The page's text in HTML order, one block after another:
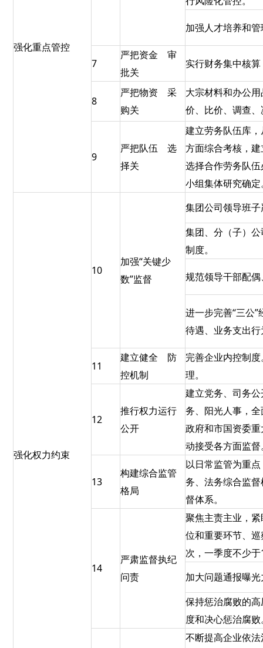
强化重点管控
加强人才培养和
7
严把资金 审
批关
实行财务集中核
8
严把物资 采
购关
大宗材料和办公
价、比价、调查
9
严把队伍 选
择关
建立劳务队伍库
方面综合考核，
选择合作劳务队
小组集体研究确
强化权力约束
10
加强“关键少
数”监督
集团公司领导班
集团、分（子）
制度。
规范领导干部配
进一步完善“三公
待遇、业务支出
11
建立健全 防
控机制
完善企业内控制
理。
12
推行权力运行
公开
建立党务、司务
务、阳光人事，
政府和市国资委
动接受各方面监
13
构建综合监管
格局
以日常监管为重
务、法务综合监
督体系。
14
严肃监督执纪
问责
聚焦主责主业，
位和重要环节、
次，一季度不少
加大问题通报曝
保持惩治腐败的
度和决心惩治腐
不断提高企业依